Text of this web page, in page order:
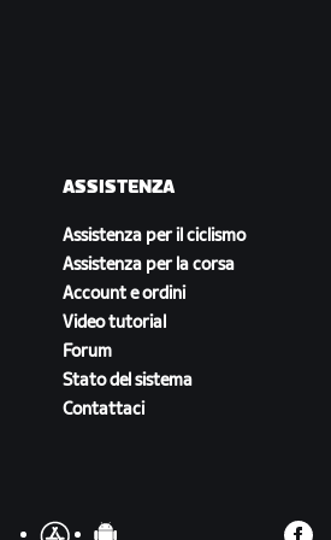
ASSISTENZA
Assistenza per il ciclismo
Assistenza per la corsa
Account e ordini
Video tutorial
Forum
Stato del sistema
Contattaci